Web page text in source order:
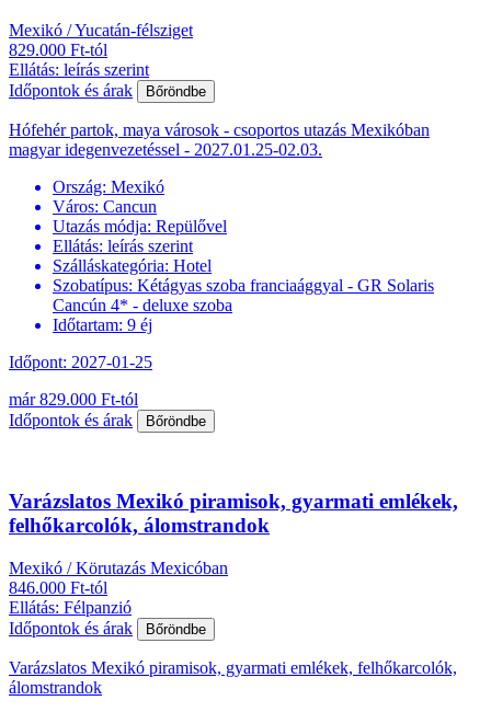
Mexikó / Yucatán-félsziget
829.000 Ft-tól
Ellátás: leírás szerint
Időpontok és árak
Bőröndbe
Hófehér partok, maya városok - csoportos utazás Mexikóban
magyar idegenvezetéssel - 2027.01.25-02.03.
Ország: Mexikó
Város: Cancun
Utazás módja: Repülővel
Ellátás: leírás szerint
Szálláskategória: Hotel
Szobatípus: Kétágyas szoba franciaággyal - GR Solaris
Cancún 4* - deluxe szoba
Időtartam: 9 éj
Időpont: 2027-01-25
már 829.000 Ft-tól
Időpontok és árak
Bőröndbe
Varázslatos Mexikó piramisok, gyarmati emlékek,
felhőkarcolók, álomstrandok
Mexikó / Körutazás Mexicóban
846.000 Ft-tól
Ellátás: Félpanzió
Időpontok és árak
Bőröndbe
Varázslatos Mexikó piramisok, gyarmati emlékek, felhőkarcolók,
álomstrandok